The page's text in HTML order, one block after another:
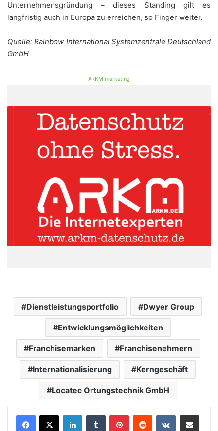
Unternehmensgründung – dieses Standing gilt es
langfristig auch in Europa zu erreichen, so Finger weiter.
Quelle: Rainbow International Systemzentrale Deutschland
GmbH
ARKM.marketing
Dienstleistungsportfolio Dwyer Group
Entwicklungsmöglichkeiten
Franchisemarken Franchisenehmern
Internationalisierung Kerngeschäft
Locatec Ortungstechnik GmbH